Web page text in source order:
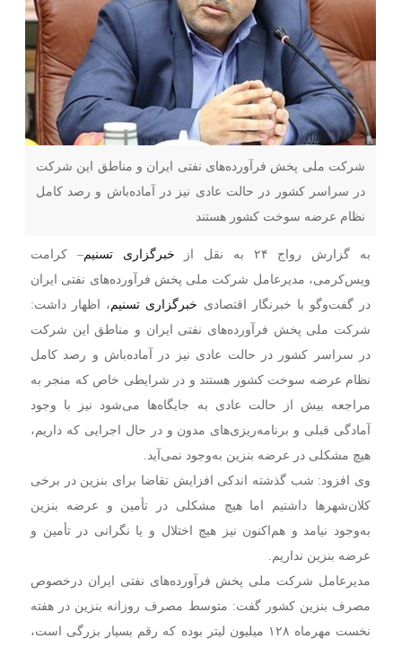
شرکت ملی پخش فرآورده‌های نفتی ایران و مناطق این شرکت
در سراسر کشور در حالت عادی نیز در آماده‌باش و رصد کامل
نظام عرضه سوخت کشور هستند
به گزارش رواج ۲۴ به نقل از خبرگزاری تسنیم– کرامت
ویس‌کرمی، مدیرعامل شرکت ملی پخش فرآورده‌های نفتی ایران
در گفت‌وگو با خبرنگار اقتصادی خبرگزاری تسنیم، اظهار داشت:
شرکت ملی پخش فرآورده‌های نفتی ایران و مناطق این شرکت
در سراسر کشور در حالت عادی نیز در آماده‌باش و رصد کامل
نظام عرضه سوخت کشور هستند و در شرایطی خاص که منجر به
مراجعه بیش از حالت عادی به جایگاه‌ها می‌شود نیز با وجود
آمادگی قبلی و برنامه‌ریزی‌های مدون و در حال اجرایی که داریم،
هیچ مشکلی در عرضه بنزین به‌وجود نمی‌آید.
وی افزود: شب گذشته اندکی افزایش تقاضا برای بنزین در برخی
کلان‌شهرها داشتیم اما هیچ مشکلی در تأمین و عرضه بنزین
به‌وجود نیامد و هم‌اکنون نیز هیچ اختلال و یا نگرانی در تأمین و
عرضه بنزین نداریم.
مدیرعامل شرکت ملی پخش فرآورده‌های نفتی ایران درخصوص
مصرف بنزین کشور گفت: متوسط مصرف روزانه بنزین در هفته
نخست مهرماه ۱۲۸ میلیون لیتر بوده که رقم بسیار بزرگی است،